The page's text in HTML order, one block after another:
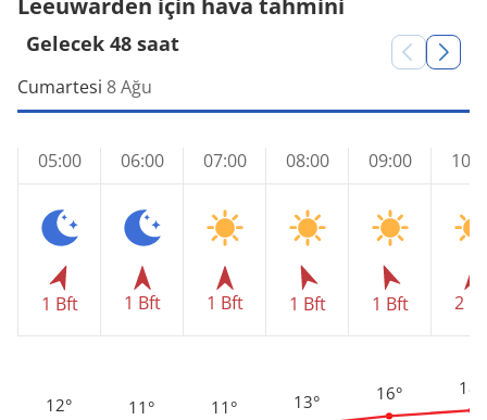
Leeuwarden için hava tahmini
Gelecek 48 saat
Cumartesi 8 Ağu
05:00
1 Bft
12°
06:00
1 Bft
11°
07:00
1 Bft
11°
08:00
1 Bft
13°
09:00
1 Bft
16°
2
18°